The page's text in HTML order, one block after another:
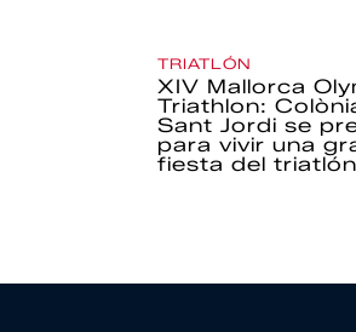
TRIATLÓN
XIV Mallorca
Triathlon:
Sant Jordi se
para vivir una
fiesta del triatlón